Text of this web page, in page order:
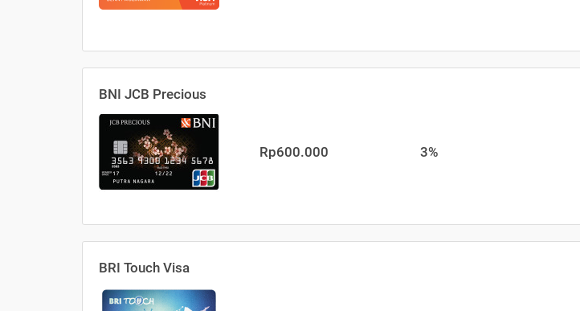
BNI JCB Precious
Rp600.000 3%
BRI Touch Visa